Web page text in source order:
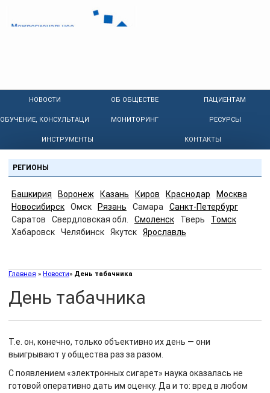
НОВОСТИ ОБ ОБЩЕСТВЕ ПАЦИЕНТАМ
ОБУЧЕНИЕ, КОНСУЛЬТАЦИИ МОНИТОРИНГ РЕСУРСЫ
ИНСТРУМЕНТЫ КОНТАКТЫ
РЕГИОНЫ
Башкирия Воронеж Казань Киров Краснодар
Москва
Новосибирск
Омск Рязань Самара
Санкт-Петербург
Саратов
Свердловская обл. Смоленск Тверь
Томск
Хабаровск
Челябинск Якутск Ярославль
Главная » Новости» День табачника
День табачника
Т.е. он, конечно, только объективно их день — они
выигрывают у общества раз за разом.
С появлением «электронных сигарет» наука оказалась не
готовой оперативно дать им оценку. Да и то: вред в любом